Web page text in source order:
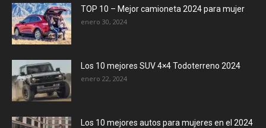
TOP 10 – Mejor camioneta 2024 para mujer
enero 30, 2024
Los 10 mejores SUV 4×4 Todoterreno 2024
enero 22, 2024
Los 10 mejores autos para mujeres en el 2024